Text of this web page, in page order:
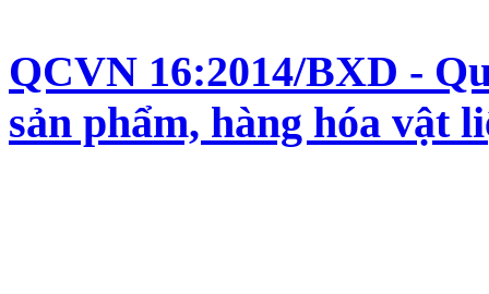
QCVN 16:2014/BXD -
sản phẩm, hàng hóa vật